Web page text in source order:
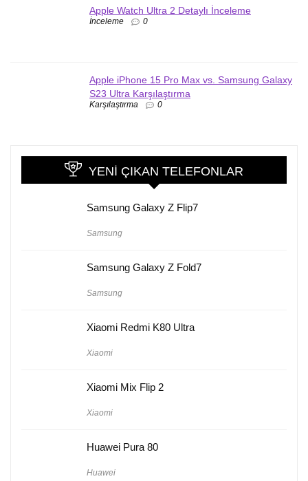
Apple Watch Ultra 2 Detaylı İnceleme
İnceleme 0
Apple iPhone 15 Pro Max vs. Samsung Galaxy
S23 Ultra Karşılaştırma
Karşılaştırma 0
YENI ÇIKAN TELEFONLAR
Samsung Galaxy Z Flip7
Samsung
Samsung Galaxy Z Fold7
Samsung
Xiaomi Redmi K80 Ultra
Xiaomi
Xiaomi Mix Flip 2
Xiaomi
Huawei Pura 80
Huawei